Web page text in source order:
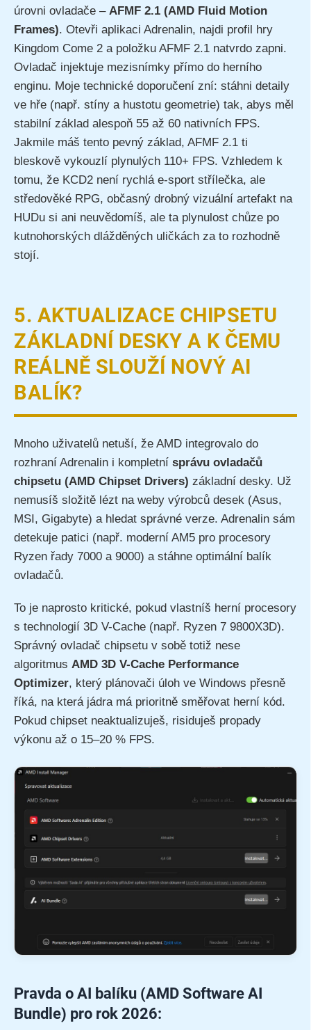
úrovni ovladače – AFMF 2.1 (AMD Fluid Motion
Frames). Otevři aplikaci Adrenalin, najdi profil hry
Kingdom Come 2 a položku AFMF 2.1 natvrdo zapni.
Ovladač injektuje mezisnímky přímo do herního
enginu. Moje technické doporučení zní: stáhni detaily
ve hře (např. stíny a hustotu geometrie) tak, abys měl
stabilní základ alespoň 55 až 60 nativních FPS.
Jakmile máš tento pevný základ, AFMF 2.1 ti
bleskově vykouzlí plynulých 110+ FPS. Vzhledem k
tomu, že KCD2 není rychlá e-sport střílečka, ale
středověké RPG, občasný drobný vizuální artefakt na
HUDu si ani neuvědomíš, ale ta plynulost chůze po
kutnohorských dlážděných uličkách za to rozhodně
stojí.
5. AKTUALIZACE CHIPSETU
ZÁKLADNÍ DESKY A K ČEMU
REÁLNĚ SLOUŽÍ NOVÝ AI
BALÍK?
Mnoho uživatelů netuší, že AMD integrovalo do
rozhraní Adrenalin i kompletní správu ovladačů
chipsetu (AMD Chipset Drivers) základní desky. Už
nemusíš složitě lézt na weby výrobců desek (Asus,
MSI, Gigabyte) a hledat správné verze. Adrenalin sám
detekuje patici (např. moderní AM5 pro procesory
Ryzen řady 7000 a 9000) a stáhne optimální balík
ovladačů.
To je naprosto kritické, pokud vlastníš herní procesory
s technologií 3D V-Cache (např. Ryzen 7 9800X3D).
Správný ovladač chipsetu v sobě totiž nese
algoritmus AMD 3D V-Cache Performance
Optimizer, který plánovači úloh ve Windows přesně
říká, na která jádra má prioritně směřovat herní kód.
Pokud chipset neaktualizuješ, risiduješ propady
výkonu až o 15–20 % FPS.
Pravda o AI balíku (AMD Software AI
Bundle) pro rok 2026: